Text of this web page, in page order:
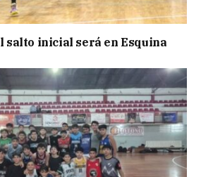
salto inicial será en Esquina